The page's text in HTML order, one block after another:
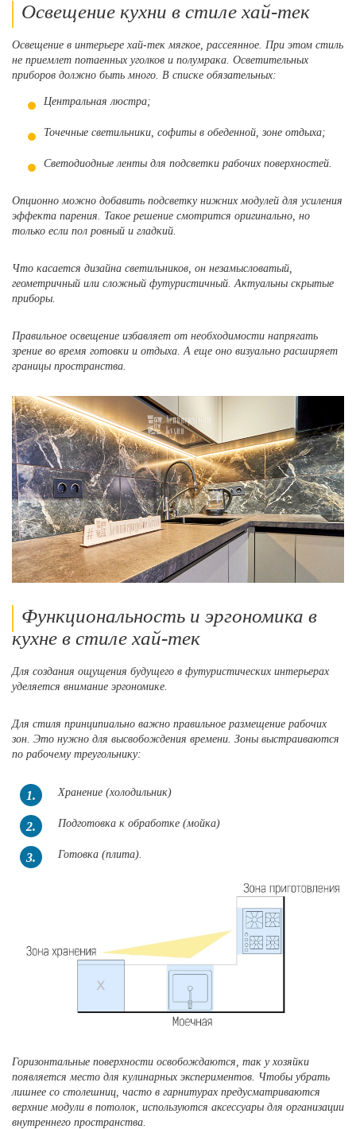
Освещение кухни в стиле хай-тек
Освещение в интерьере хай-тек мягкое, рассеянное. При этом стиль
не приемлет потаенных уголков и полумрака. Осветительных
приборов должно быть много. В списке обязательных:
Центральная люстра;
Точечные светильники, софиты в обеденной, зоне отдыха;
Светодиодные ленты для подсветки рабочих поверхностей.
Опционно можно добавить подсветку нижних модулей для усиления
эффекта парения. Такое решение смотрится оригинально, но
только если пол ровный и гладкий.
Что касается дизайна светильников, он незамысловатый,
геометричный или сложный футуристичный. Актуальны скрытые
приборы.
Правильное освещение избавляет от необходимости напрягать
зрение во время готовки и отдыха. А еще оно визуально расширяет
границы пространства.
Функциональность и эргономика в
кухне в стиле хай-тек
Для создания ощущения будущего в футуристических интерьерах
уделяется внимание эргономике.
Для стиля принципиально важно правильное размещение рабочих
зон. Это нужно для высвобождения времени. Зоны выстраиваются
по рабочему треугольнику:
1. Хранение (холодильник)
2. Подготовка к обработке (мойка)
3. Готовка (плита).
Горизонтальные поверхности освобождаются, так у хозяйки
появляется место для кулинарных экспериментов. Чтобы убрать
лишнее со столешниц, часто в гарнитурах предусматриваются
верхние модули в потолок, используются аксессуары для организации
внутреннего пространства.